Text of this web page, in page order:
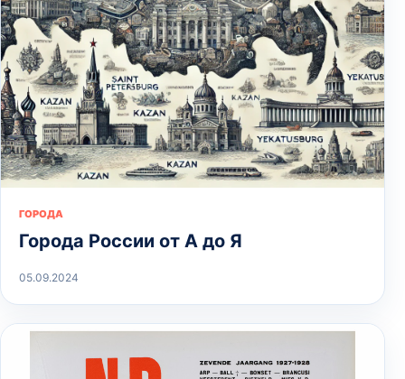
ГОРОДА
Города России от А до Я
05.09.2024